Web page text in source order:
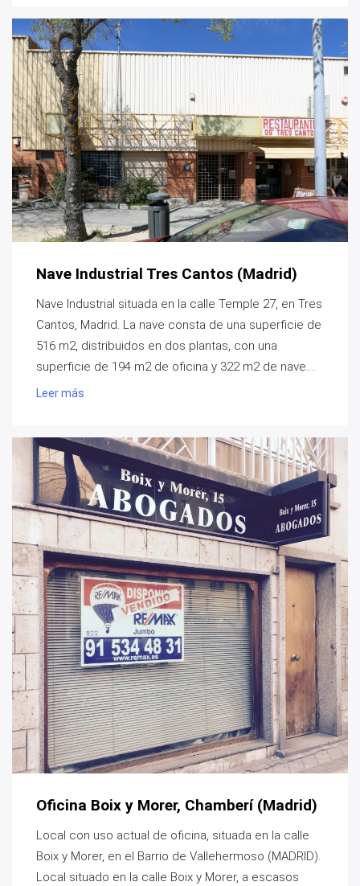
Nave Industrial Tres Cantos (Madrid)
Nave Industrial situada en la calle Temple 27, en Tres
Cantos, Madrid. La nave consta de una superficie de
516 m2, distribuidos en dos plantas, con una
superficie de 194 m2 de oficina y 322 m2 de nave....
Leer más
Oficina Boix y Morer, Chamberí (Madrid)
Local con uso actual de oficina, situada en la calle
Boix y Morer, en el Barrio de Vallehermoso (MADRID).
Local situado en la calle Boix y Morer, a escasos